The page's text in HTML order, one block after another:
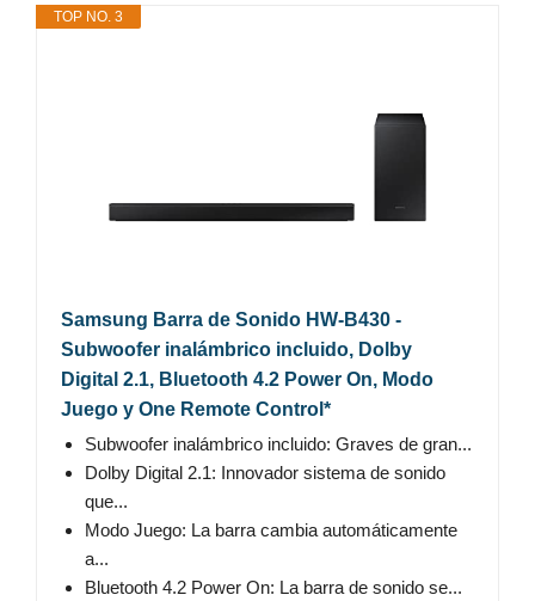
TOP NO. 3
Samsung Barra de Sonido HW-B430 -
Subwoofer inalámbrico incluido, Dolby
Digital 2.1, Bluetooth 4.2 Power On, Modo
Juego y One Remote Control*
Subwoofer inalámbrico incluido: Graves de gran...
Dolby Digital 2.1: Innovador sistema de sonido
que...
Modo Juego: La barra cambia automáticamente
a...
Bluetooth 4.2 Power On: La barra de sonido se...